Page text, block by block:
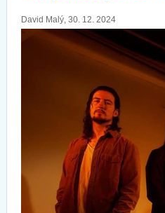
David Malý, 30. 12. 2024